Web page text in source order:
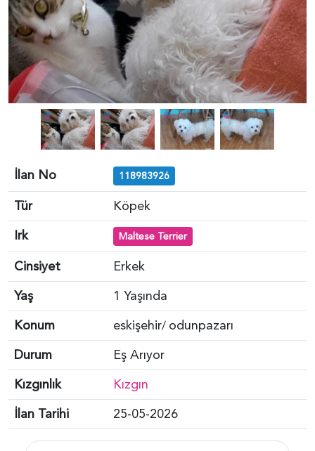
İlan No 118983926
Tür
Köpek
Irk
Maltese Terrier
Cinsiyet
Erkek
Yaş
1 Yaşında
Konum
eskişehir/ odunpazarı
Durum
Eş Arıyor
Kızgınlık
Kızgın
İlan Tarihi
25-05-2026